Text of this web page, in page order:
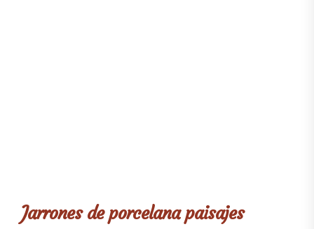
Jarrones de porcelana paisajes